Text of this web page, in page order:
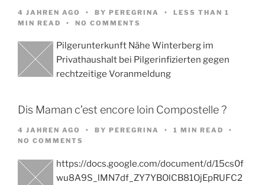
4 JAHREN AGO BY PEREGRINA
LESS THAN 1
MIN READ
NO COMMENTS
Pilgerunterkunft Nähe Winterberg im
Privathaushalt bei Pilgerinfizierten gegen
rechtzeitige Voranmeldung
Dis Maman c’est encore loin Compostelle ?
4 JAHREN AGO BY PEREGRINA
1 MIN READ
NO COMMENTS
https://docs.google.com/document/d/15cs0f
wu8A9S_lMN7df_ZY7YBOlCB81OjEpRUFC2